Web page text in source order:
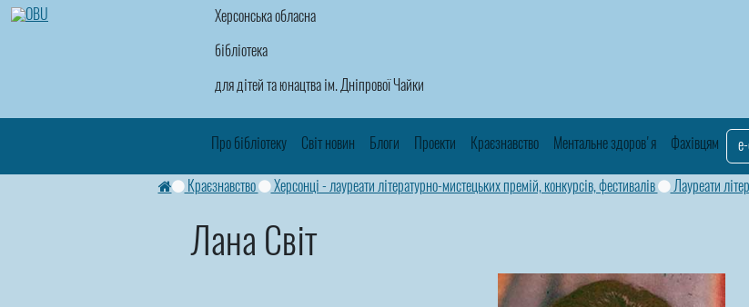
Херсонська обласна
бібліотека
для дітей та юнацтва ім. Дніпрової Чайки
Про бібліотеку Світ новин Блоги Проекти Краєзнавство Ментальне здоров'я Фахівцям
Краєзнавство Херсонці - лауреати літературно-мистецьких премій, конкурсів, фестивалів Лауреати
Лана Світ